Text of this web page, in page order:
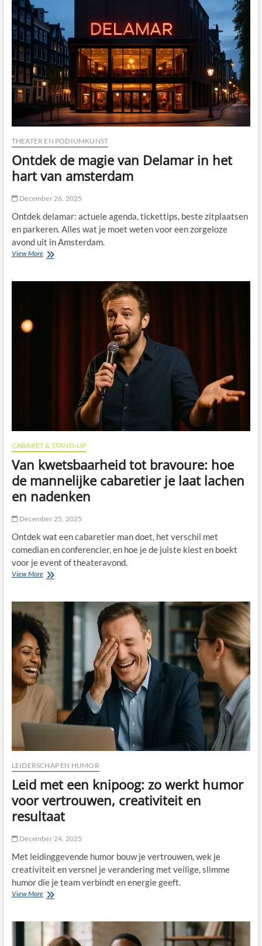
THEATER EN PODIUMKUNST
Ontdek de magie van Delamar in het
hart van amsterdam
December 26, 2025
Ontdek delamar: actuele agenda, tickettips, beste zitplaatsen
en parkeren. Alles wat je moet weten voor een zorgeloze
avond uit in Amsterdam.
View MoreOntdek
CABARET & STAND-UP
Van kwetsbaarheid tot bravoure: hoe
de mannelijke cabaretier je laat lachen
en nadenken
December 25, 2025
Ontdek wat een cabaretier man doet, het verschil met
comedian en conferencier, en hoe je de juiste kiest en boekt
voor je event of theateravond.
View MoreVan
bravoure:
de
mannelijke
cabaretier
je
laat
lachen
en
nadenken
LEIDERSCHAP EN HUMOR
Leid met een knipoog: zo werkt humor
voor vertrouwen, creativiteit en
resultaat
December 24, 2025
Met leidinggevende humor bouw je vertrouwen, wek je
creativiteit en versnel je verandering met veilige, slimme
humor die je team verbindt en energie geeft.
View MoreLeid